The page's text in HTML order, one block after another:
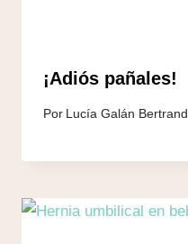
¡Adiós pañales!
Por Lucía Galán Bertrand